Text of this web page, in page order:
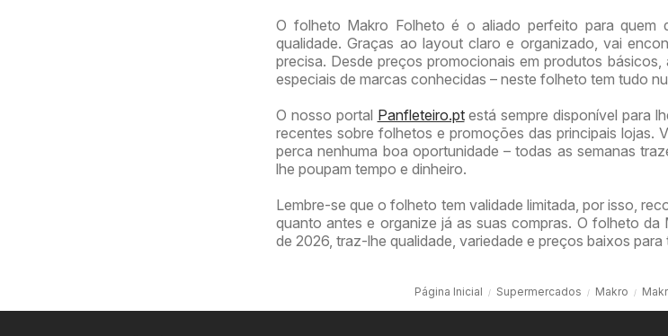
O folheto Makro Folheto é o aliado perfeito para quem
qualidade. Graças ao layout claro e organizado, vai
precisa. Desde preços promocionais em produtos
especiais de marcas conhecidas – neste folheto tem tudo
O nosso portal Panfleteiro.ptestá sempre disponível para
recentes sobre folhetos e promoções das principais lojas.
perca nenhuma boa oportunidade – todas as semanas
lhe poupam tempo e dinheiro.
Lembre-se que o folheto tem validade limitada, por isso,
quanto antes e organize já as suas compras. O folheto da
de 2026, traz-lhe qualidade, variedade e preços baixos para
Página Inicial Supermercados Makro